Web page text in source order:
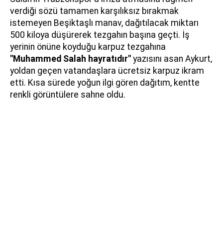
verdiği sözü tamamen karşılıksız bırakmak
istemeyen Beşiktaşlı manav, dağıtılacak miktarı
500 kiloya düşürerek tezgahın başına geçti. İş
yerinin önüne koyduğu karpuz tezgahına
"Muhammed Salah hayratıdır" yazısını asan Aykurt,
yoldan geçen vatandaşlara ücretsiz karpuz ikram
etti. Kısa sürede yoğun ilgi gören dağıtım, kentte
renkli görüntülere sahne oldu.